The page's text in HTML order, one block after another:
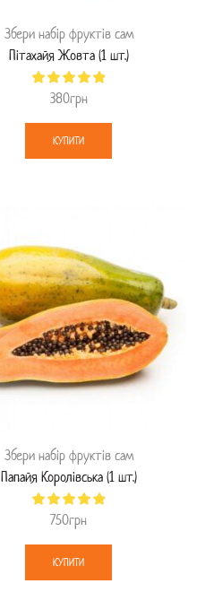
Збери набір фруктів сам
Пітахайя Жовта (1 шт.)
380грн
КУПИТИ
Збери набір фруктів сам
Папайя Королівська (1 шт.)
750грн
КУПИТИ